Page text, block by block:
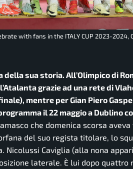
with fans in the ITALY CUP 2023-
sua storia. All’Olimpico di
grazie ad una rete di
mentre per Gian Piero
il 22 maggio a Dublino
che domenica scorsa
del suo regista titolare, lo
Nicolussi Caviglia (alla nona
laterale. È lui dopo